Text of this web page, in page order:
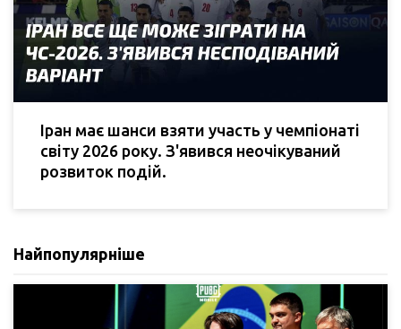
Іран має шанси взяти участь у чемпіонаті
світу 2026 року. З'явився неочікуваний
розвиток подій.
Найпопулярніше